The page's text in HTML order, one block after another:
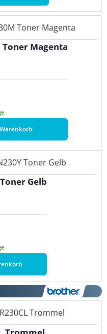
Magenta
Gelb